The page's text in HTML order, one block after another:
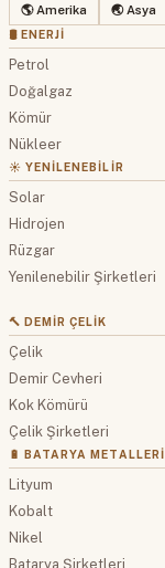
🌎 Amerika 🌏 Asya
🛢 ENERJI
Petrol
Doğalgaz
Kömür
Nükleer
☀️ YENILENEBILIR
Solar
Hidrojen
Rüzgar
Yenilenebilir Şirketleri
🔨 DEMIR ÇELIK
Çelik
Demir Cevheri
Kok Kömürü
Çelik Şirketleri
🔋 BATARYA METALLERI
Lityum
Kobalt
Nikel
Batarya Şirketleri